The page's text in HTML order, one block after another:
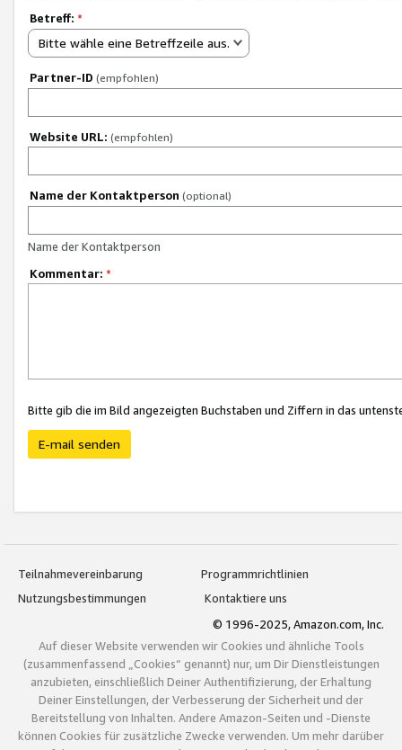
Betreff: *
Bitte wähle eine Betreffzeile aus.
Partner-ID (empfohlen)
Website URL: (empfohlen)
Name der Kontaktperson (optional)
Name der Kontaktperson
Kommentar: *
Bitte gib die im Bild angezeigten Buchstaben und Ziffern in das
E-mail senden
Teilnahmevereinbarung
Programmrichtlinien
Nutzungsbestimmungen
Kontaktiere uns
© 1996-2025, Amazon.com, Inc.
Auf dieser Website verwenden wir Cookies und ähnliche Tools
(zusammenfassend „Cookies“ genannt) nur, um Dir Dienstleistungen
anzubieten, einschließlich Deiner Authentifizierung, der Erhaltung
Deiner Einstellungen, der Verbesserung der Sicherheit und der
Bereitstellung von Inhalten. Andere Amazon-Seiten und -Dienste
können Cookies für zusätzliche Zwecke verwenden. Um mehr darüber